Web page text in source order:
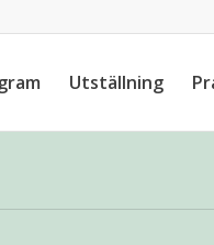
Utställning